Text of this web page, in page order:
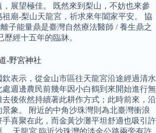
展望極佳。 既然來到梨山，不妨也來參
廟-梨山天龍宮，祈求來年闔家平安。 協
子能量鼎是臺灣自然療法醫師 / 養生鼎之
經十五年的臨牀。
-野宮神社
表示，從金山市區往天龍宮沿途經過清水
週邊農民前幾年因小白鶴到來開始進行無
後依然持續著此耕作方式；此時前來，沿
象。 附近的中角沙珠灣則為北臺灣衝浪
喜聚在此，而金黃沙灘平坦舒適也吸引許
天龍宮 臨近沙珠灣的淡金公路兩旁有許